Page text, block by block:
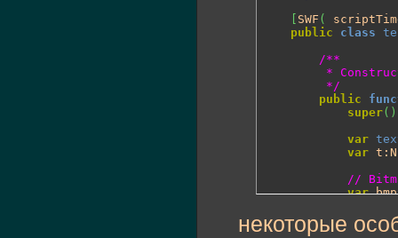
[ SWF (
public
class
/**
		 */
public
super( )
var
var
//
var
//
некоторые